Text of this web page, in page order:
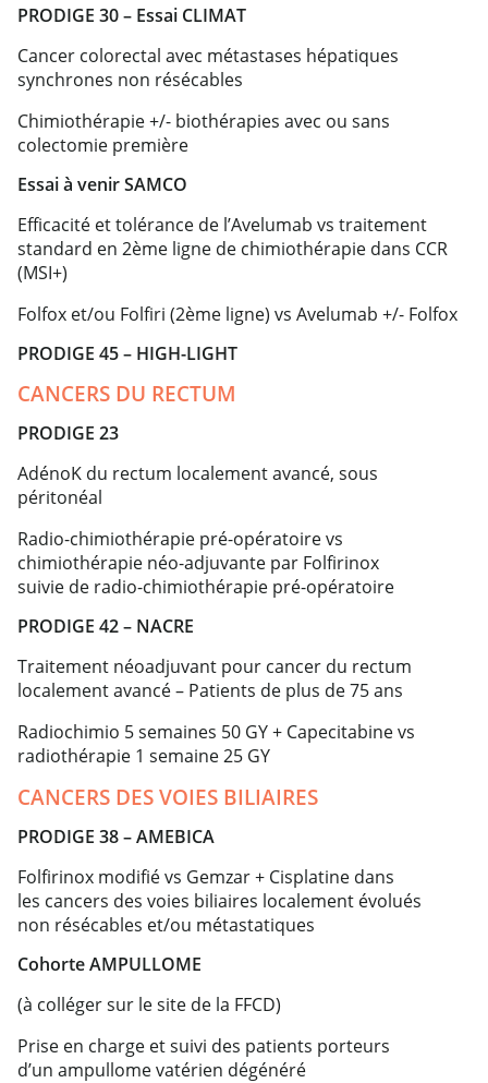
PRODIGE 30 – Essai CLIMAT
Cancer colorectal avec métastases hépatiques
synchrones non résécables
Chimiothérapie +/- biothérapies avec ou sans
colectomie première
Essai à venir SAMCO
Efficacité et tolérance de l’Avelumab vs traitement
standard en 2ème ligne de chimiothérapie dans CCR
(MSI+)
Folfox et/ou Folfiri (2ème ligne) vs Avelumab +/- Folfox
PRODIGE 45 – HIGH-LIGHT
CANCERS DU RECTUM
PRODIGE 23
AdénoK du rectum localement avancé, sous
péritonéal
Radio-chimiothérapie pré-opératoire vs
chimiothérapie néo-adjuvante par Folfirinox
suivie de radio-chimiothérapie pré-opératoire
PRODIGE 42 – NACRE
Traitement néoadjuvant pour cancer du rectum
localement avancé – Patients de plus de 75 ans
Radiochimio 5 semaines 50 GY + Capecitabine vs
radiothérapie 1 semaine 25 GY
CANCERS DES VOIES BILIAIRES
PRODIGE 38 – AMEBICA
Folfirinox modifié vs Gemzar + Cisplatine dans
les cancers des voies biliaires localement évolués
non résécables et/ou métastatiques
Cohorte AMPULLOME
(à colléger sur le site de la FFCD)
Prise en charge et suivi des patients porteurs
d’un ampullome vatérien dégénéré